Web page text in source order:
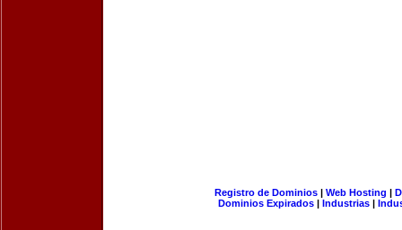
Registro de Dominios| Web Hosting |
Dominios Expirados | Industrias |